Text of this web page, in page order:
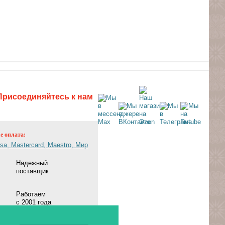
к нам
оплата:
Надежный
поставщик
Работаем
с 2001 года